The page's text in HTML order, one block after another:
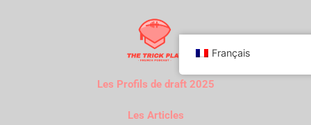
Les Profils de draft 2025
Les Articles
Français